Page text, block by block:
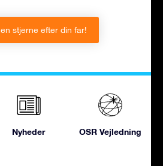
stjerne efter din far!
Nyheder OSR Vejledning